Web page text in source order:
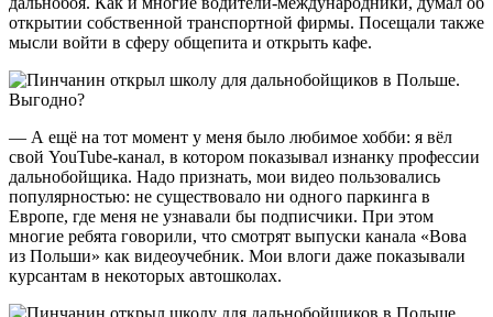
открытии собственной транспортной фирмы. Посещали также
мысли войти в сферу общепита и открыть кафе.
— А ещё на тот момент у меня было любимое хобби: я вёл
свой YouTube-канал, в котором показывал изнанку профессии
дальнобойщика. Надо признать, мои видео пользовались
популярностью: не существовало ни одного паркинга в
Европе, где меня не узнавали бы подписчики. При этом
многие ребята говорили, что смотрят выпуски канала «Вова
из Польши» как видеоучебник. Мои влоги даже показывали
курсантам в некоторых автошколах.